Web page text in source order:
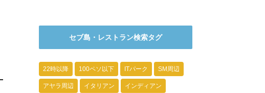
セブ島・レストラン検索タグ
22時以降 100ペソ以下 ITパーク SM周辺
アヤラ周辺 イタリアン インディアン